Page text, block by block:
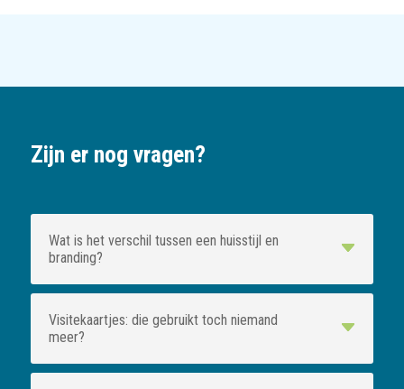
Zijn er nog vragen?
Wat is het verschil tussen een huisstijl en
branding?
Visitekaartjes: die gebruikt toch niemand
meer?